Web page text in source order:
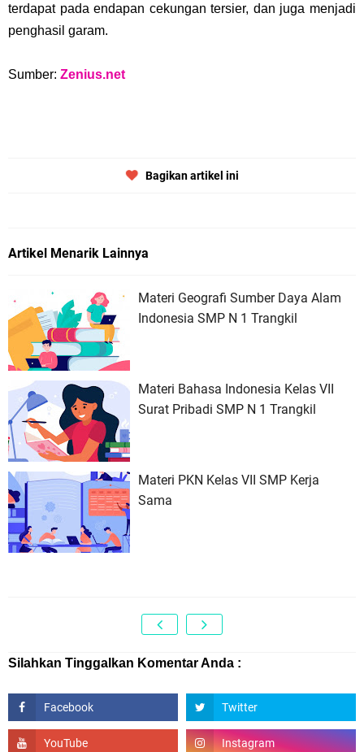
terdapat pada endapan cekungan tersier, dan juga menjadi
penghasil garam.
Sumber: Zenius.net
Bagikan artikel ini
Artikel Menarik Lainnya
Materi Geografi Sumber Daya Alam
Indonesia SMP N 1 Trangkil
Materi Bahasa Indonesia Kelas VII
Surat Pribadi SMP N 1 Trangkil
Materi PKN Kelas VII SMP Kerja
Sama
Silahkan Tinggalkan Komentar Anda :